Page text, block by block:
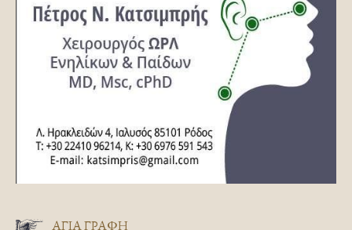
ΑΓΊΑ ΓΡΑΦΉ